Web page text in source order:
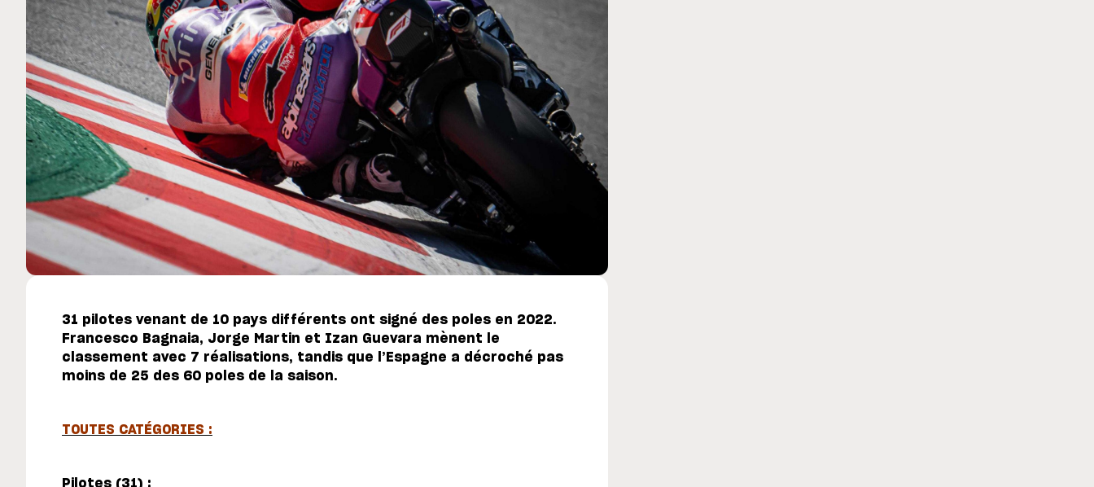
31 pilotes venant de 10 pays différents ont signé des poles en 2022.
Francesco Bagnaia, Jorge Martin et Izan Guevara mènent le
classement avec 7 réalisations, tandis que l’Espagne a décroché pas
moins de 25 des 60 poles de la saison.
TOUTES CATÉGORIES :
Pilotes (31) :